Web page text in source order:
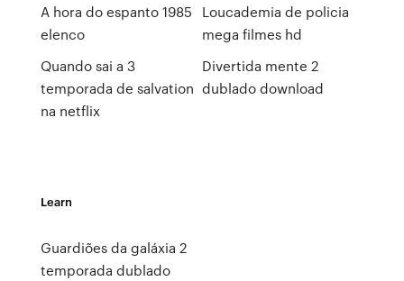
A hora do espanto 1985
elenco
Quando sai a 3
temporada de salvation
na netflix
Loucademia de policia
mega filmes hd
Divertida mente 2
dublado download
Learn
Guardiões da galáxia 2
temporada dublado